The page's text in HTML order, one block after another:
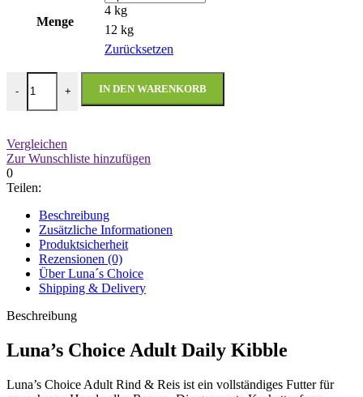
Menge
4 kg
12 kg
Zurücksetzen
-
Luna´s Choice - Adult Rindfleisch - Reis Menge
+ IN DEN WARENKORB
Vergleichen
Zur Wunschliste hinzufügen
0
Teilen:
Beschreibung
Zusätzliche Informationen
Produktsicherheit
Rezensionen (0)
Über Luna´s Choice
Shipping & Delivery
Beschreibung
Luna’s Choice Adult Daily Kibble
Luna’s Choice Adult Rind & Reis ist ein vollständiges Futter für